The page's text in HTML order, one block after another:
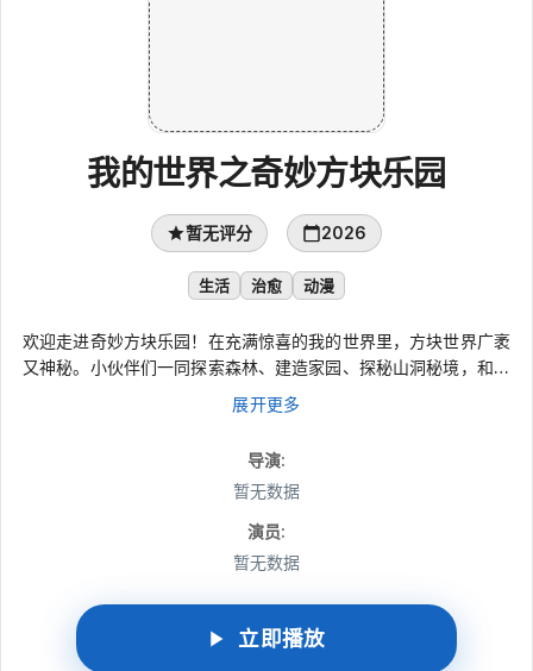
我的世界之奇妙方块乐园
暂无评分 2026
生活 治愈 动漫
欢迎走进奇妙方块乐园！在充满惊喜的我的世界里，方块世界广袤
又神秘。小伙伴们一同探索森林、建造家园、探秘山洞秘境，和可
爱的方块生物快乐互动。一路上携手闯关、互帮互助，用创意搭建
梦想天地，用勇气面对新奇挑战，在欢乐冒险中收获友谊与成长。
展开更多
导演:
暂无数据
演员:
暂无数据
立即播放